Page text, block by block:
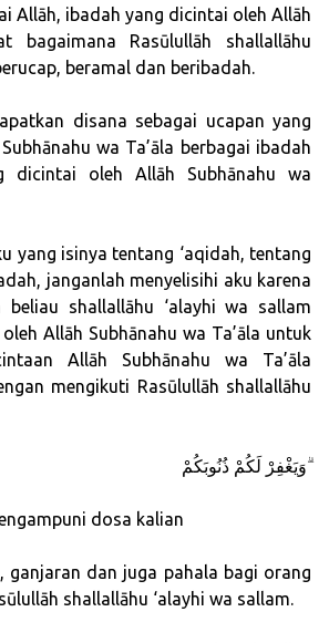
Allāh, ibadah yang dicintai oleh Allāh
bagaimana Rasūlullāh shallallāhu
beramal dan beribadah.
disana sebagai ucapan yang
wa Ta’āla berbagai ibadah
dicintai oleh Allāh Subhānahu wa
yang isinya tentang ‘aqidah, tentang
janganlah menyelisihi aku karena
shallallāhu ‘alayhi wa sallam
Allāh Subhānahu wa Ta’āla untuk
Allāh Subhānahu wa Ta’āla
mengikuti Rasūlullāh shallallāhu
وَيَغْفِرْ لَكُمْ ذُنُوبَكُمْ ۗ
dosa kalian
ganjaran dan juga pahala bagi orang
shallallāhu ‘alayhi wa sallam.